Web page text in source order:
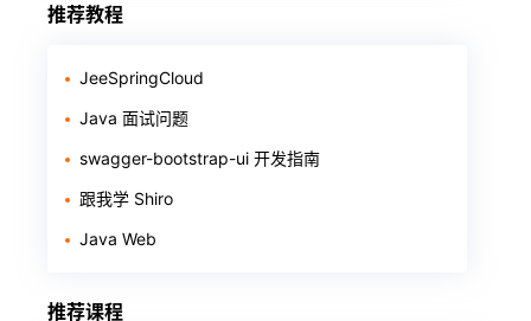
推荐教程
JeeSpringCloud
Java 面试问题
swagger-bootstrap-ui 开发指南
跟我学 Shiro
Java Web
推荐课程